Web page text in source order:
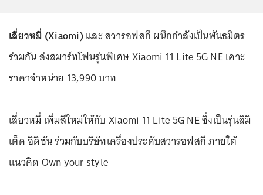
เสี่ยวหมี่ (Xiaomi)และ สวารอฟสกี ผนึกกำลังเป็นพันธมิตร
ร่วมกัน ส่งสมาร์ทโฟนรุ่นพิเศษ Xiaomi 11 Lite 5G NE เคาะ
ราคาจำหน่าย 13,990 บาท
เสี่ยวหมี่ เพิ่มสีใหม่ให้กับ Xiaomi 11 Lite 5G NE ซึ่งเป็นรุ่นลิมิ
เต็ด อิดิชัน ร่วมกับบริษัทเครื่องประดับสวารอฟสกี ภายใต้
แนวคิด Own your style